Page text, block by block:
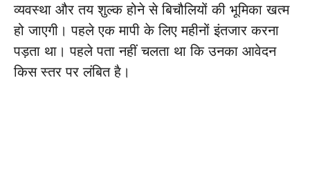
व्यवस्था और तय शुल्क होने से बिचौलियों की भूमिका खत्म
हो जाएगी। पहले एक मापी के लिए महीनों इंतजार करना
पड़ता था। पहले पता नहीं चलता था कि उनका आवेदन
किस स्तर पर लंबित है।